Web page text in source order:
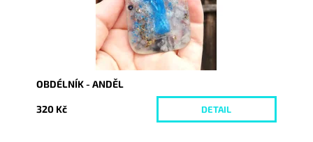
OBDÉLNÍK - ANDĚL
320 Kč DETAIL